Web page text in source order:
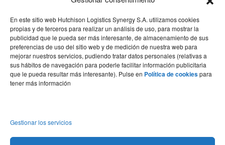
En este sitio web Hutchison Logistics Synergy S.A. utilizamos cookies
propias y de terceros para realizar un análisis de uso, para mostrar la
publicidad que le pueda ser más interesante, de almacenamiento de sus
preferencias de uso del sitio web y de medición de nuestra web para
mejorar nuestros servicios, pudiendo tratar datos personales (relativas a
sus hábitos de navegación para poderle facilitar información publicitaria
que le pueda resultar más interesante). Pulse en Política de cookiespara
tener más información
Gestionar los servicios
(34) 93 508 4443
hello@synergy.com.es
France
(33) 7 84 51 70 60